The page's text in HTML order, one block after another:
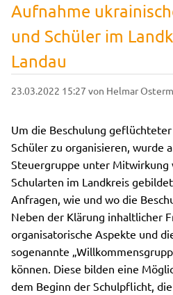
Aufnahme
und Schüler im
Landau
23.03.2022 15:27 von Helmar
Um die Beschulung
Schüler zu organisieren, wurde
Steuergruppe unter
Schularten im Landkreis
Anfragen, wie und wo die
Neben der Klärung inhaltlicher
organisatorische Aspekte und
sogenannte
können. Diese bilden eine
dem Beginn der Schulpflicht,